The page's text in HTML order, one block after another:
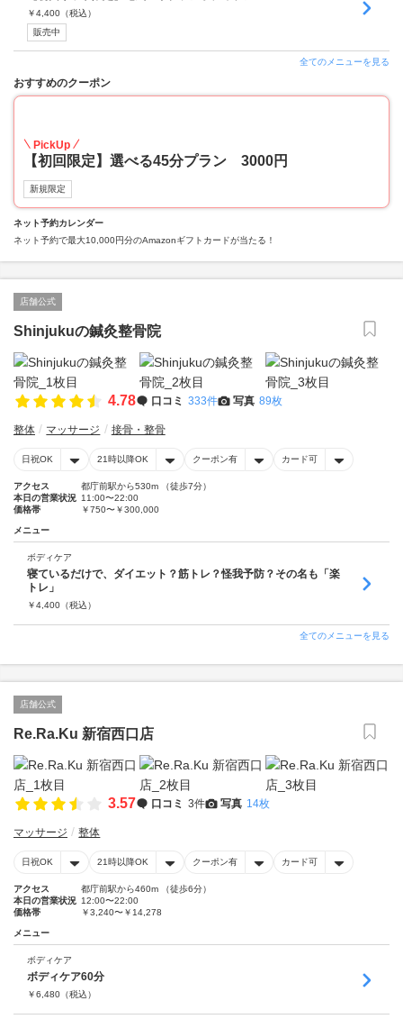
￥4,400 （税込）
販売中
全てのメニューを見る
おすすめのクーポン
PickUp
【初回限定】選べる45分プラン 3000円
新規限定
ネット予約カレンダー
ネット予約で最大10,000円分のAmazonギフトカードが当たる！
店舗公式
Shinjukuの鍼灸整骨院
4.78 口コミ 333件 写真 89枚
整体 マッサージ 接骨・整骨
日祝OK 21時以降OK クーポン有 カード可
アクセス
都庁前駅から530m （徒歩7分）
本日の営業状況 11:00〜22:00
価格帯
￥750〜￥300,000
メニュー
ボディケア
寝ているだけで、ダイエット？筋トレ？怪我予防？その名も「楽
トレ」
￥4,400 （税込）
全てのメニューを見る
店舗公式
Re.Ra.Ku 新宿西口店
3.57 口コミ 3件 写真 14枚
マッサージ 整体
日祝OK 21時以降OK クーポン有 カード可
アクセス
都庁前駅から460m （徒歩6分）
本日の営業状況 12:00〜22:00
価格帯
￥3,240〜￥14,278
メニュー
ボディケア
ボディケア60分
￥6,480 （税込）